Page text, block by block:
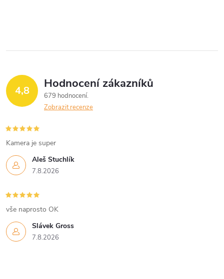
4,8 Hodnocení zákazníků
679 hodnocení
Zobrazit recenze
Aleš Stuchlík
7.8.2026
Kamera je super
Slávek Gross
7.8.2026
vše naprosto OK